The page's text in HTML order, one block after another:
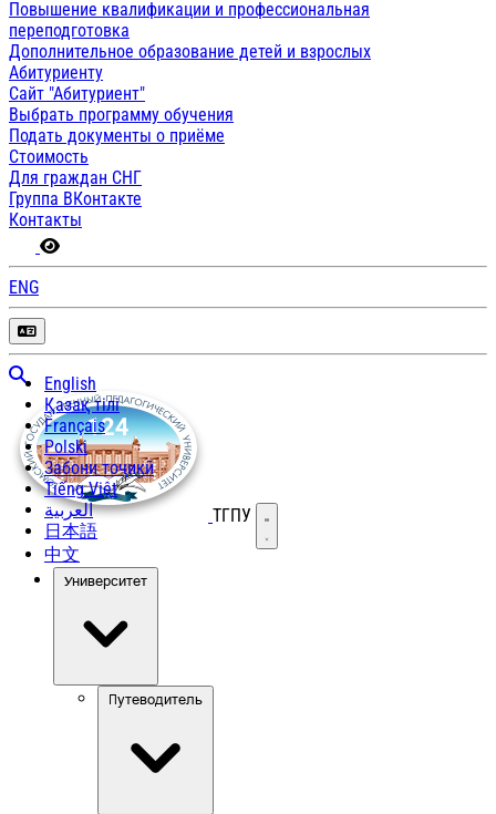
Повышение квалификации и профессиональная
переподготовка
Дополнительное образование детей и взрослых
Абитуриенту
Сайт "Абитуриент"
Выбрать программу обучения
Подать документы о приёме
Стоимость
Для граждан СНГ
Группа ВКонтакте
Контакты
ENG
English
Қазақ тілі
Français
Polski
Забони тоҷикӣ
Tiếng Việt
العربية
日本語
中文
ТГПУ Открыть меню
Университет
Путеводитель